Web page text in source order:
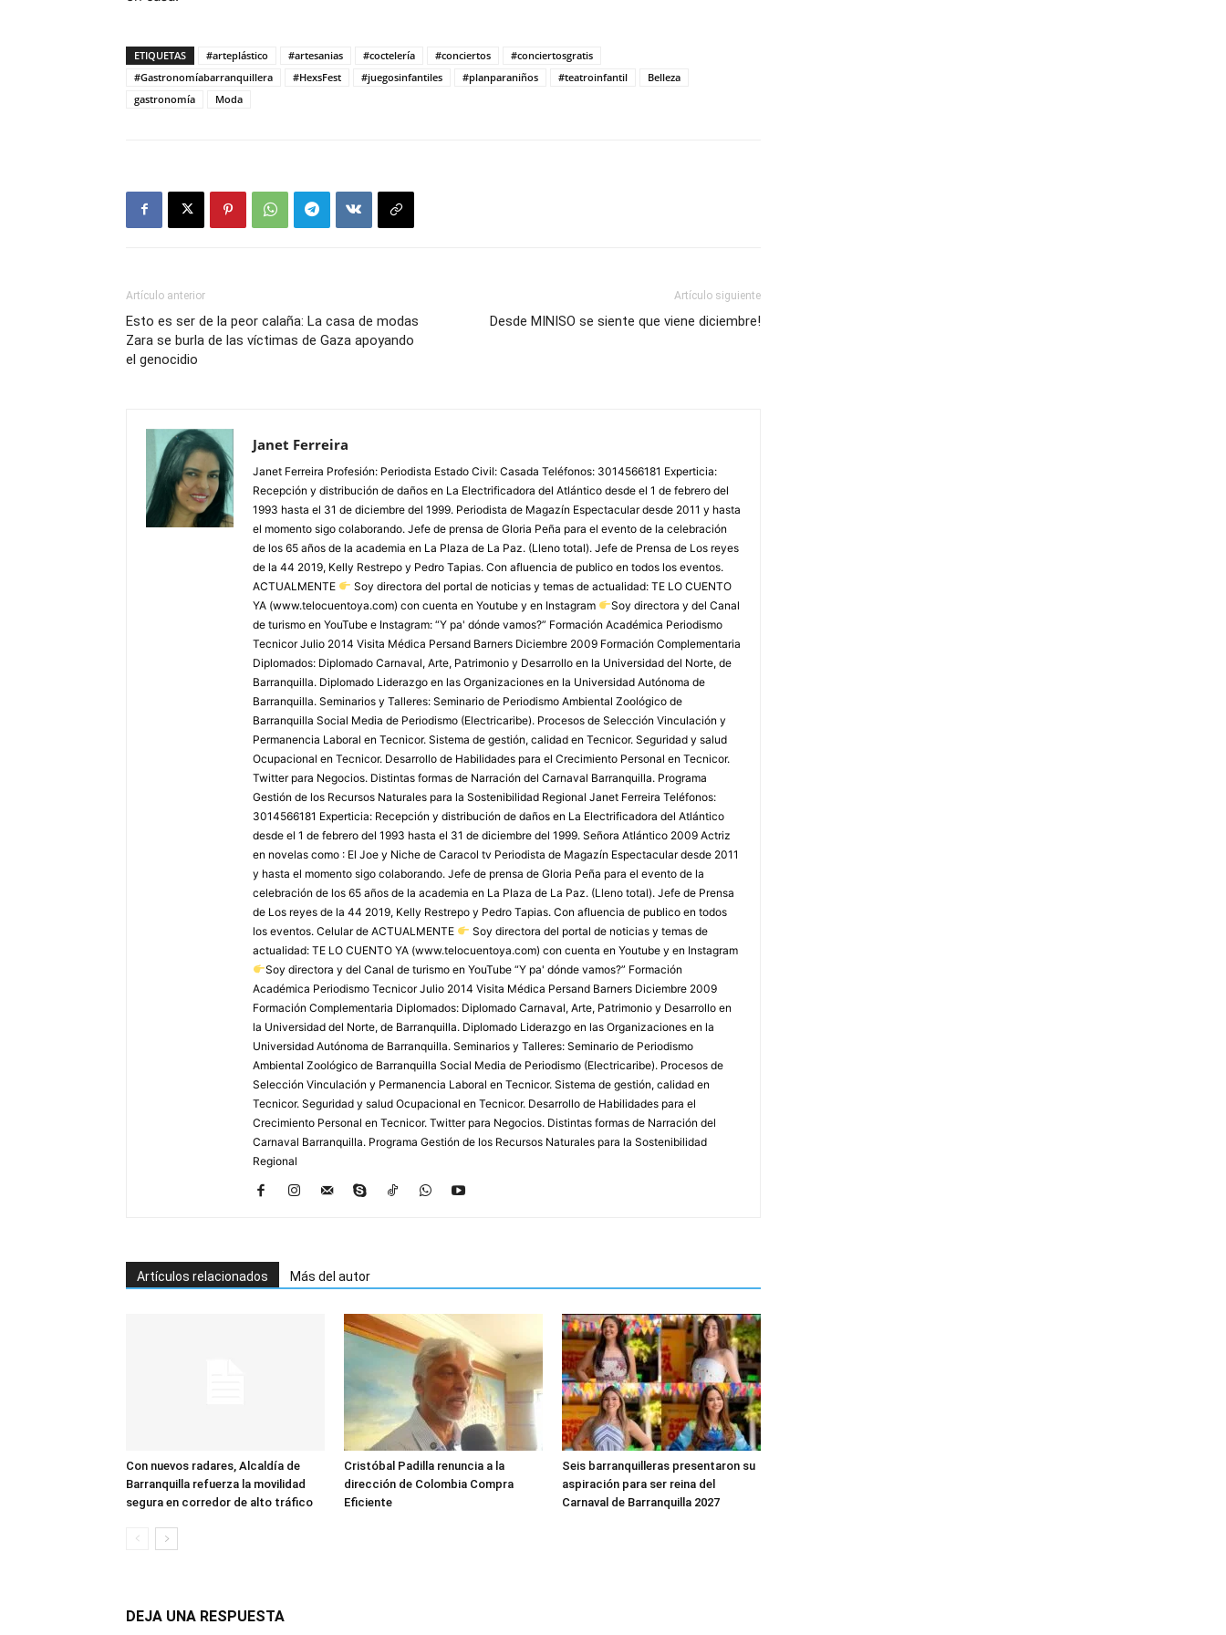
ETIQUETAS #arteplástico #artesanias #coctelería #conciertos
#conciertosgratis
#Gastronomíabarranquillera
#HexsFest #juegosinfantiles #planparaniños #teatroinfantil
Belleza
gastronomía
Moda
Artículo anterior
Esto es ser de la peor calaña: La casa de modas
Zara se burla de las víctimas de Gaza apoyando
el genocidio
Artículo siguiente
Desde MINISO se siente que viene diciembre!
Janet Ferreira
Janet Ferreira Profesión: Periodista Estado Civil: Casada Teléfonos: 3014566181 Experticia:
Recepción y distribución de daños en La Electrificadora del Atlántico desde el 1 de febrero del
1993 hasta el 31 de diciembre del 1999. Periodista de Magazín Espectacular desde 2011 y hasta
el momento sigo colaborando. Jefe de prensa de Gloria Peña para el evento de la celebración
de los 65 años de la academia en La Plaza de La Paz. (Lleno total). Jefe de Prensa de Los reyes
de la 44 2019, Kelly Restrepo y Pedro Tapias. Con afluencia de publico en todos los eventos.
ACTUALMENTE
Soy directora del portal de noticias y temas de actualidad: TE LO CUENTO
YA (www.telocuentoya.com) con cuenta en Youtube y en Instagram
Soy directora y del Canal
de turismo en YouTube e Instagram: “Y pa' dónde vamos?” Formación Académica Periodismo
Tecnicor Julio 2014 Visita Médica Persand Barners Diciembre 2009 Formación Complementaria
Diplomados: Diplomado Carnaval, Arte, Patrimonio y Desarrollo en la Universidad del Norte, de
Barranquilla. Diplomado Liderazgo en las Organizaciones en la Universidad Autónoma de
Barranquilla. Seminarios y Talleres: Seminario de Periodismo Ambiental Zoológico de
Barranquilla Social Media de Periodismo (Electricaribe). Procesos de Selección Vinculación y
Permanencia Laboral en Tecnicor. Sistema de gestión, calidad en Tecnicor. Seguridad y salud
Ocupacional en Tecnicor. Desarrollo de Habilidades para el Crecimiento Personal en Tecnicor.
Twitter para Negocios. Distintas formas de Narración del Carnaval Barranquilla. Programa
Gestión de los Recursos Naturales para la Sostenibilidad Regional Janet Ferreira Teléfonos:
3014566181 Experticia: Recepción y distribución de daños en La Electrificadora del Atlántico
desde el 1 de febrero del 1993 hasta el 31 de diciembre del 1999. Señora Atlántico 2009 Actriz
en novelas como : El Joe y Niche de Caracol tv Periodista de Magazín Espectacular desde 2011
y hasta el momento sigo colaborando. Jefe de prensa de Gloria Peña para el evento de la
celebración de los 65 años de la academia en La Plaza de La Paz. (Lleno total). Jefe de Prensa
de Los reyes de la 44 2019, Kelly Restrepo y Pedro Tapias. Con afluencia de publico en todos
los eventos. Celular de ACTUALMENTE
Soy directora del portal de noticias y temas de
actualidad: TE LO CUENTO YA (www.telocuentoya.com) con cuenta en Youtube y en Instagram
Soy directora y del Canal de turismo en YouTube “Y pa' dónde vamos?” Formación
Académica Periodismo Tecnicor Julio 2014 Visita Médica Persand Barners Diciembre 2009
Formación Complementaria Diplomados: Diplomado Carnaval, Arte, Patrimonio y Desarrollo en
la Universidad del Norte, de Barranquilla. Diplomado Liderazgo en las Organizaciones en la
Universidad Autónoma de Barranquilla. Seminarios y Talleres: Seminario de Periodismo
Ambiental Zoológico de Barranquilla Social Media de Periodismo (Electricaribe). Procesos de
Selección Vinculación y Permanencia Laboral en Tecnicor. Sistema de gestión, calidad en
Tecnicor. Seguridad y salud Ocupacional en Tecnicor. Desarrollo de Habilidades para el
Crecimiento Personal en Tecnicor. Twitter para Negocios. Distintas formas de Narración del
Carnaval Barranquilla. Programa Gestión de los Recursos Naturales para la Sostenibilidad
Regional
Artículos relacionados Más del autor
Con nuevos radares, Alcaldía de
Barranquilla refuerza la movilidad
segura en corredor de alto tráfico
Cristóbal Padilla renuncia a la
dirección de Colombia Compra
Eficiente
Seis barranquilleras presentaron su
aspiración para ser reina del
Carnaval de Barranquilla 2027
DEJA UNA RESPUESTA